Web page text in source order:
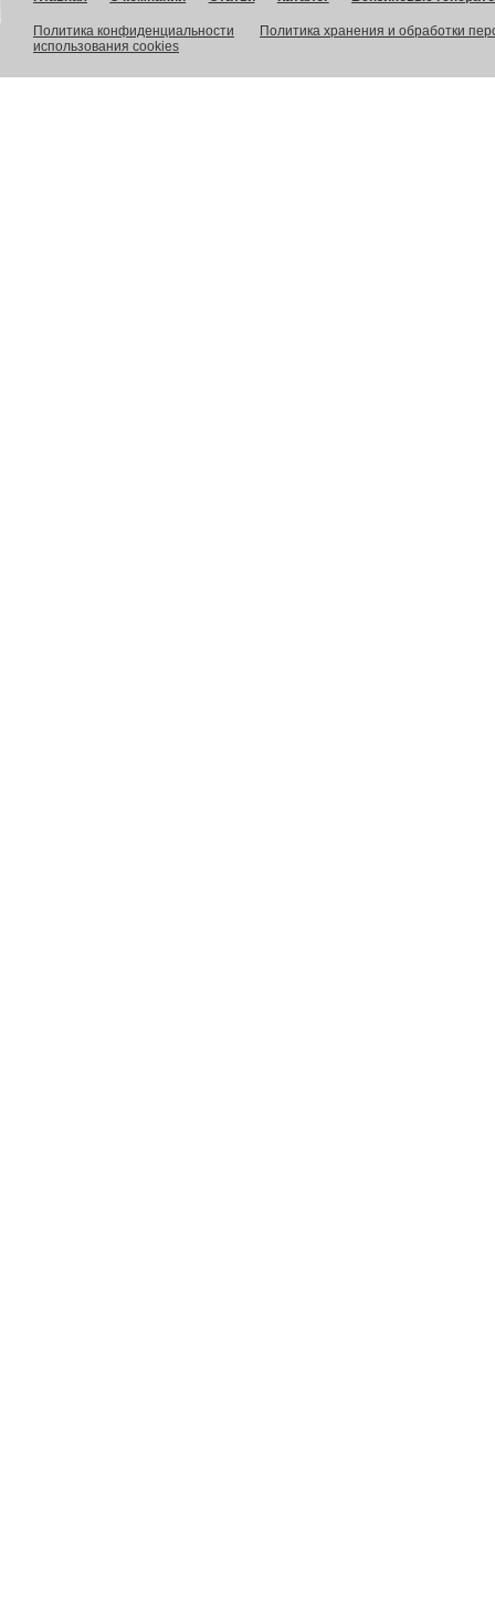
Политика конфиденциальности
Политика хранения и обработки
использования cookies